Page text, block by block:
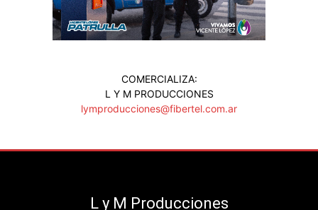
COMERCIALIZA:
L Y M PRODUCCIONES
lymproducciones@fibertel.com.ar
L y M Producciones